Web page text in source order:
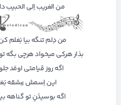
من الغریب اِلی
من دِلم تنگه بیا بَغلم
بذار هرکی میخواد هرچی بگه
اگه روز قیامتی اومَد
این اِسمش عِشقه
اگه بوسیدَنِ تو گناهه